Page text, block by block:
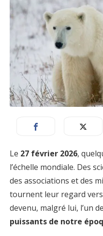
Le 27 février 2026,
l’échelle mondiale. Des
des associations et des
tournent leur regard vers
devenu, malgré lui, l’un
puissants de notre